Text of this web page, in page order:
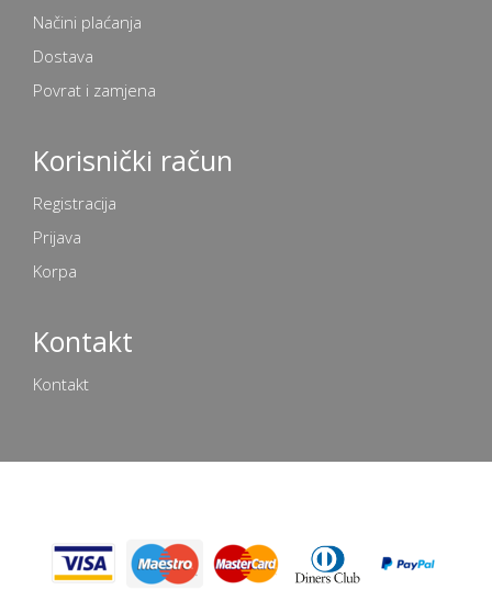
Načini plaćanja
Dostava
Povrat i zamjena
Korisnički račun
Registracija
Prijava
Korpa
Kontakt
Kontakt